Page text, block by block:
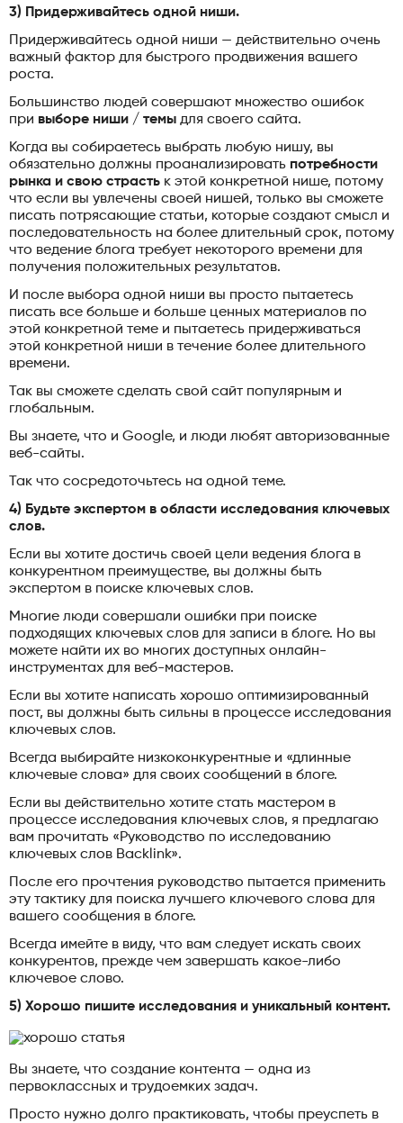
3) Придерживайтесь одной ниши.
Придерживайтесь одной ниши — действительно очень
важный фактор для быстрого продвижения вашего
роста.
Большинство людей совершают множество ошибок
при выборе ниши / темы для своего сайта.
Когда вы собираетесь выбрать любую нишу, вы
обязательно должны проанализировать потребности
рынка и свою страсть к этой конкретной нише, потому
что если вы увлечены своей нишей, только вы сможете
писать потрясающие статьи, которые создают смысл и
последовательность на более длительный срок, потому
что ведение блога требует некоторого времени для
получения положительных результатов.
И после выбора одной ниши вы просто пытаетесь
писать все больше и больше ценных материалов по
этой конкретной теме и пытаетесь придерживаться
этой конкретной ниши в течение более длительного
времени.
Так вы сможете сделать свой сайт популярным и
глобальным.
Вы знаете, что и Google, и люди любят авторизованные
веб-сайты.
Так что сосредоточьтесь на одной теме.
4) Будьте экспертом в области исследования ключевых
слов.
Если вы хотите достичь своей цели ведения блога в
конкурентном преимуществе, вы должны быть
экспертом в поиске ключевых слов.
Многие люди совершали ошибки при поиске
подходящих ключевых слов для записи в блоге. Но вы
можете найти их во многих доступных онлайн-
инструментах для веб-мастеров.
Если вы хотите написать хорошо оптимизированный
пост, вы должны быть сильны в процессе исследования
ключевых слов.
Всегда выбирайте низкоконкурентные и «длинные
ключевые слова» для своих сообщений в блоге.
Если вы действительно хотите стать мастером в
процессе исследования ключевых слов, я предлагаю
вам прочитать «Руководство по исследованию
ключевых слов Backlink».
После его прочтения руководство пытается применить
эту тактику для поиска лучшего ключевого слова для
вашего сообщения в блоге.
Всегда имейте в виду, что вам следует искать своих
конкурентов, прежде чем завершать какое-либо
ключевое слово.
5) Хорошо пишите исследования и уникальный контент.
Вы знаете, что создание контента — одна из
первоклассных и трудоемких задач.
Просто нужно долго практиковать, чтобы преуспеть в